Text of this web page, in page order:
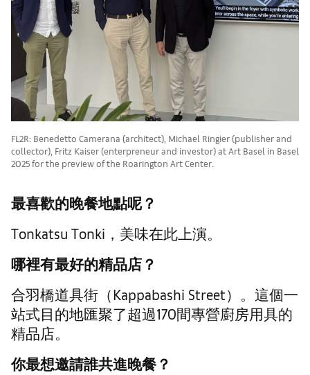
FL2R: Benedetto Camerana (architect), Michael Ringier (publisher and
collector), Fritz Kaiser (enterpreneur and investor) at Art Basel in Basel
2025 for the preview of the Roarington Art Center.
最喜歡的晚餐地點呢？
Tonkatsu Tonki，美味在此上演。
哪裡有最好的精品店？
合羽橋道具街（Kappabashi Street）。這個一
站式目的地匯聚了超過170間專營廚房用具的
精品店。
你最想邀請誰共進晚餐？